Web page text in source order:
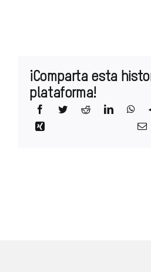
¡Comparta esta
plataforma!